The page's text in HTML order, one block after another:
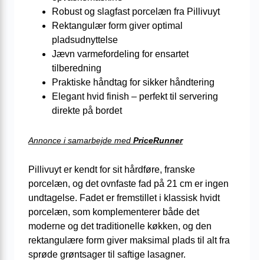
Robust og slagfast porcelæn fra Pillivuyt
Rektangulær form giver optimal
pladsudnyttelse
Jævn varmefordeling for ensartet
tilberedning
Praktiske håndtag for sikker håndtering
Elegant hvid finish – perfekt til servering
direkte på bordet
Annonce i samarbejde med PriceRunner
Pillivuyt er kendt for sit hårdføre, franske
porcelæn, og det ovnfaste fad på 21 cm er ingen
undtagelse. Fadet er fremstillet i klassisk hvidt
porcelæn, som komplementerer både det
moderne og det traditionelle køkken, og den
rektangulære form giver maksimal plads til alt fra
sprøde grøntsager til saftige lasagner.